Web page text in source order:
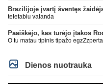
nepatare ką daryti, pyksti, nes pačio galva tuščia ir toliau mynkai įžeidinėjimų
kortą. Ech, žmogau, žmogau...
kaip veikia AI, todėl ir sugebu jį
parašiau faktą. Ant kiek tu be
Sėkmės, bičiuli, matau, kad toliau
čia apie save balvone prirašei.
esi čia.
teletabiu valanda
O tu matau tipinis tipažo
Dienos nuotrauka